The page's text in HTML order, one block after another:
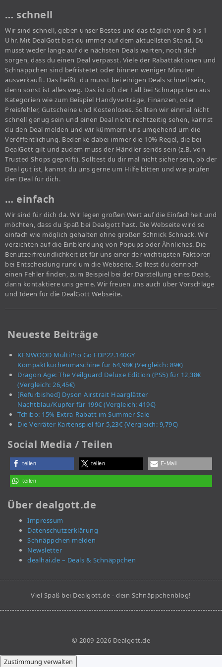
… schnell
Wir sind schnell, geben unser Bestes und das täglich von 8 bis 1
Uhr. Mit DealGott bist du immer auf dem aktuellsten Stand. Du
musst weder lange auf die nächsten Deals warten, noch dich
sorgen, dass du einen Deal verpasst. Viele der Rabattaktionen und
Schnäppchen sind befristetet oder binnen weniger Minuten
ausverkauft. Das heißt, du musst bei einigen Deals schnell sein,
denn sonst ist alles weg. Das ist oft der Fall bei Schnäppchen aus
Kategorien wie zum Beispiel Handyverträge, Finanzen, oder
Preisfehler, Gutscheine und Kostenloses. Sollten wir einmal nicht
schnell genug sein und einen Deal nicht rechtzeitig sehen, kannst
du den Deal melden und wir kümmern uns umgehend um die
Veröffentlichung. Bedenke dabei immer die 10% Regel, die bei
DealGott gilt und zudem muss der Händler seriös sein (z.B. von
Trusted Shops geprüft). Solltest du dir mal nicht sicher sein, ob der
Deal gut ist, kannst du uns gerne um Hilfe bitten und wie prüfen
den Deal für dich.
… einfach
Wir sind für dich da. Wir legen großen Wert auf die Einfachheit und
möchten, dass du Spaß bei Dealgott hast. Die Webseite wird so
einfach wie möglich gehalten ohne großen Schnick Schnack. Wir
verzichten auf die Einblendung von Popups oder Ähnliches. Die
Benutzerfreundlichkeit ist für uns einer der wichtigsten Faktoren
bei Entscheidung rund um die Webseite. Solltest du dennoch
einen Fehler finden, zum Beispiel bei der Darstellung eines Deals,
dann kontaktiere uns gerne. Wir freuen uns auch über Vorschläge
und Ideen für die DealGott Webseite.
Neueste Beiträge
KENWOOD MultiPro Go FDP22.140GY
Kompaktküchenmaschine für 64,98€ (Vergleich: 89€)
Dragon Age: The Veilguard Deluxe Edition (PS5) für 12,38€
(Vergleich: 26,45€)
[Refurbished] Dyson Airstrait Haarglätter
Nachtblau/Kupfer für 199€ (Vergleich: 419€)
Tchibo: 15% Extra-Rabatt im Summer Sale
Die Verräter Kartenspiel für 5,23€ (Vergleich: 9,79€)
Social Media / Teilen
teilen teilen E-Mail
teilen
Über dealgott.de
Impressum
Datenschutzerklärung
Schnäppchen melden
Newsletter
dealhai.de – Deals & Schnäppchen
Viel Spaß bei Dealgott.de - dein Schnäppchenblog!
© 2009-2026 Dealgott.de
Zustimmung verwalten